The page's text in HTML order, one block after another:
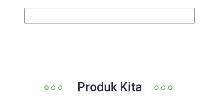
Produk Kita